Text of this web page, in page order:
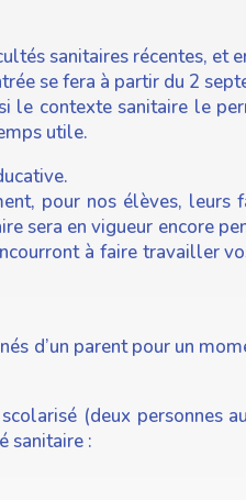
sanitaires récentes, et
se fera à partir du 2
le contexte sanitaire le
utile.
pour nos élèves, leurs
sera en vigueur encore
à faire travailler
d’un parent pour un
(deux personnes
sanitaire :